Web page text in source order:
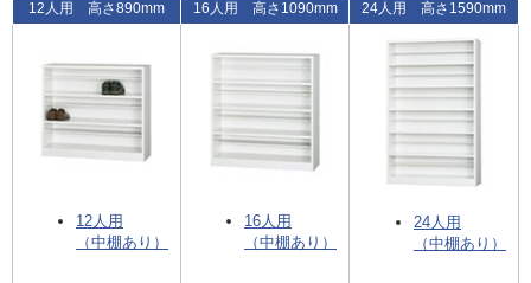
12人用 高さ890mm 16人用 高さ1090mm 24人用 高さ1590mm
12人用
（中棚あり）
16人用
（中棚あり）
24人用
（中棚あり）